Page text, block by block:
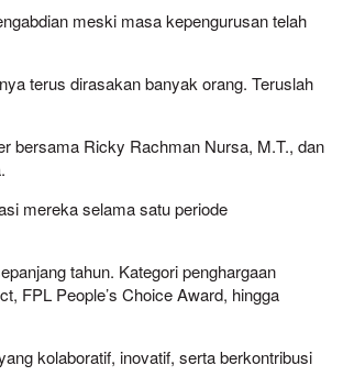
meski masa kepengurusan telah
terus dirasakan banyak orang. Teruslah
bersama Ricky Rachman Nursa, M.T., dan
mereka selama satu periode
tahun. Kategori penghargaan
FPL People’s Choice Award, hingga
kolaboratif, inovatif, serta berkontribusi